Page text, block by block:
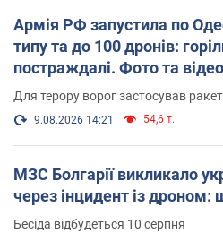
Армія РФ запустила по
типу та до 100 дронів:
постраждалі. Фото та відео
Для терору ворог застосував
9.08.2026 14:21 54,6 т.
МЗС Болгарії викликало
через інцидент із дроном:
Бесіда відбудеться 10 серпня